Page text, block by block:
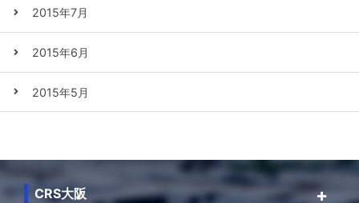
2015年7月
2015年6月
2015年5月
CRS大阪